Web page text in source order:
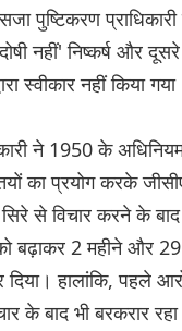
पुष्टिकरण
नहीं' निष्कर्ष और
स्वीकार नहीं किया
ने 1950 के
का प्रयोग करके
से विचार करने के
बढ़ाकर 2 महीने और 29
हालांकि, पहले
के बाद भी बरकरार